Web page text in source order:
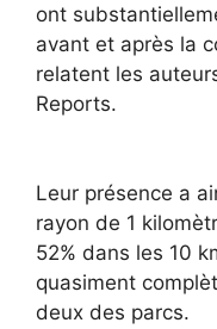
ont
avant et après la
relatent les
Reports.
Leur présence a
rayon de 1
52% dans les 10
quasiment
deux des parcs.